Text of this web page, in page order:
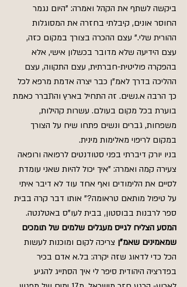
ביקשה לשתף את הקהל ואמרה: "היום נגמר
החוסר אונים, קיבלתי בחזרה את המסוגלות
ההורית שלי." עצם ההכרה בצורך במקום כזה,
עצם הידיעה שלא מדובר בכשלון אישי, אלא
בהפקרה פוליטית-חברתית, עצם התקווה, עצם
ההליכה בדרך לאמ"ן כבר יצרה אדמת מרפא לכל
כך הרבה א.נשים. זה התחיל בארץ והתברר כאמת
בוערת בכל מקום בעולם. עשרות קהילות,
משפחות, גברים ונשים פתחו שיח על הצורך
במקום לריפוי מאלימות מינית.
בניו יורק דיברתי בפני סטודנטים לרפואה ורופאה
צעירה קמה ואמרה: "איך יכול להיות שאני עומדת
לסיים את הלימודים ואף אחד עוד לא דיבר איתי
על טיפול מותאם טראומה?" אותו דבר קרה בבית
ספר לרבנות בבוסטון, בבית לעו"ס באטלנטה.
המסע הצליח לגייס מעגלים שלמים של תומכים
שמאמינים שאמ"ן צריכה לקום ומוכנות לעשות
הכל כדי לדאוג שזה יקרה: בל.א אדם בכיר
בפדרציה היהודית סיפר לי איך הסתייג להגיע